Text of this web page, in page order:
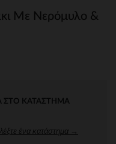
Με Νερόμυλο &
ΣΤΟ ΚΑΤΆΣΤΗΜΑ
ένα κατάστημα →